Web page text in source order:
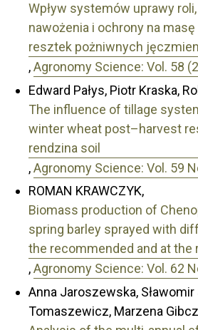
Wpływ systemów uprawy
nawożenia i ochrony na
resztek pożniwnych
,Agronomy Science: Vol. 58
Edward Pałys, Piotr Kraska,
The influence of tillage
winter wheat post–harvest
rendzina soil
,Agronomy Science: Vol. 59
ROMAN KRAWCZYK,
Biomass production of
spring barley sprayed with
the recommended and at the
,Agronomy Science: Vol. 62
Anna Jaroszewska,
Tomaszewicz, Marzena